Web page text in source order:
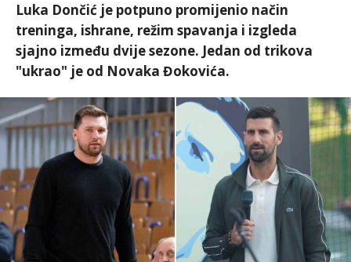
Luka Dončić je potpuno promijenio način
treninga, ishrane, režim spavanja i izgleda
sjajno između dvije sezone. Jedan od trikova
"ukrao" je od Novaka Đokovića.